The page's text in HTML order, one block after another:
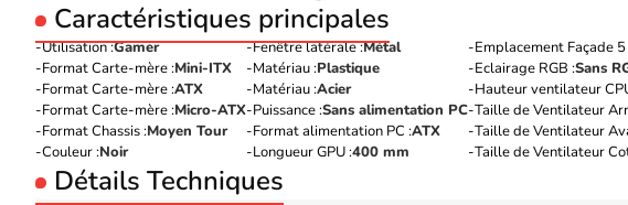
Caractéristiques principales
Utilisation :Gamer
Format Carte-mère :Mini-ITX
Format Carte-mère :ATX
Format Carte-mère :Micro-ATX
Format Chassis :Moyen Tour
Couleur :Noir
Fenêtre latérale :Métal
Matériau :Plastique
Matériau :Acier
Puissance :Sans alimentation PC
Format alimentation PC :ATX
Longueur GPU :400 mm
Emplacement Façade
Eclairage RGB :Sans
Hauteur ventilateur
Taille de Ventilateur
Taille de Ventilateur
Taille de Ventilateur
Détails Techniques